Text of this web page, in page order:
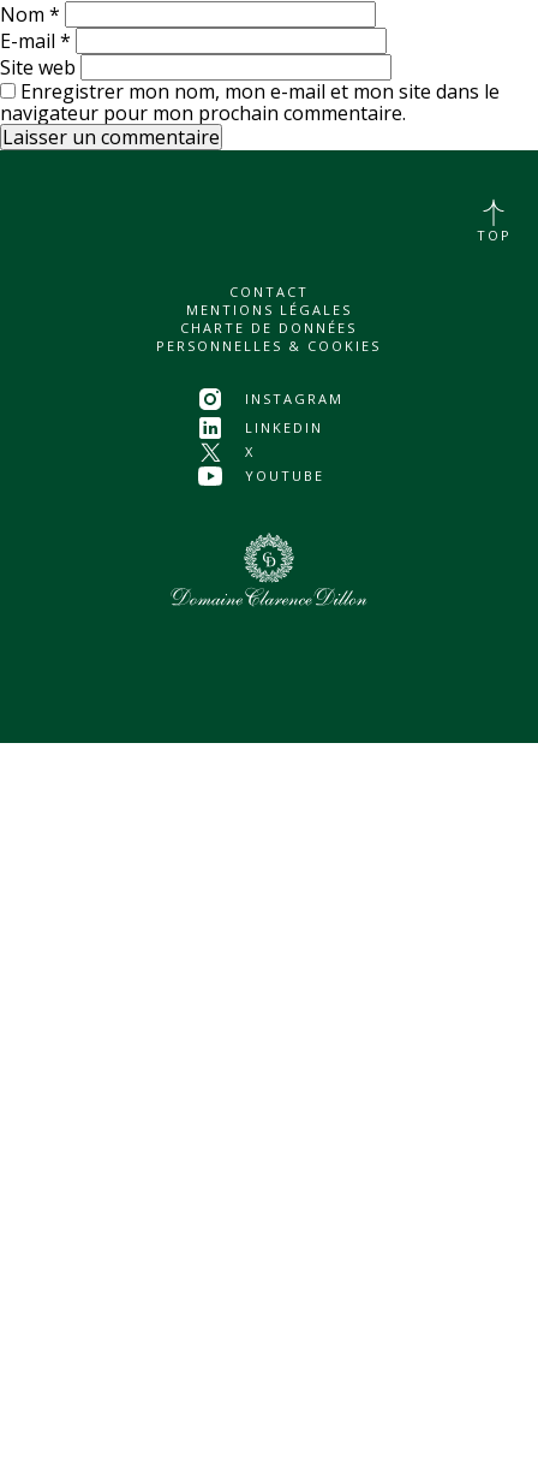
Nom *
E-mail *
Site web
Enregistrer mon nom, mon e-mail et mon site dans le
navigateur pour mon prochain commentaire.
CONTACT
MENTIONS LÉGALES
CHARTE DE DONNÉES
PERSONNELLES & COOKIES
INSTAGRAM
LINKEDIN
X
YOUTUBE
TOP